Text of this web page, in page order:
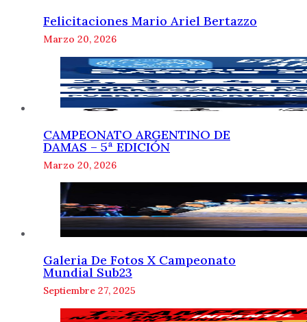
Felicitaciones Mario Ariel Bertazzo
Marzo 20, 2026
CAMPEONATO ARGENTINO DE
DAMAS – 5ª EDICIÓN
Marzo 20, 2026
Galeria De Fotos X Campeonato
Mundial Sub23
Septiembre 27, 2025